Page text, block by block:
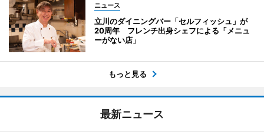
ニュース
立川のダイニングバー「セルフィッシュ」が
20周年 フレンチ出身シェフによる「メニュ
ーがない店」
もっと見る
最新ニュース